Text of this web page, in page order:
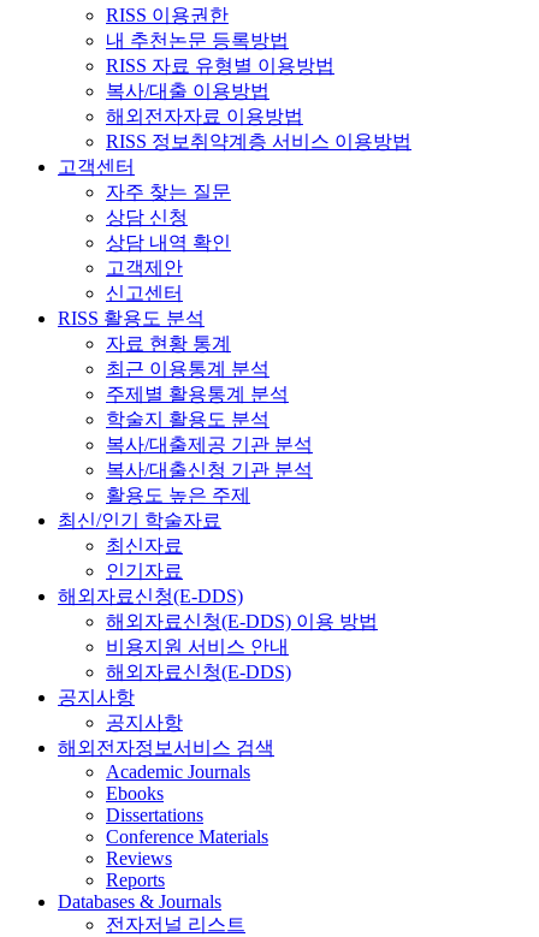
RISS 이용권한
내 추천논문 등록방법
RISS 자료 유형별 이용방법
복사/대출 이용방법
해외전자자료 이용방법
RISS 정보취약계층 서비스 이용방법
고객센터
자주 찾는 질문
상담 신청
상담 내역 확인
고객제안
신고센터
RISS 활용도 분석
자료 현황 통계
최근 이용통계 분석
주제별 활용통계 분석
학술지 활용도 분석
복사/대출제공 기관 분석
복사/대출신청 기관 분석
활용도 높은 주제
최신/인기 학술자료
최신자료
인기자료
해외자료신청(E-DDS)
해외자료신청(E-DDS) 이용 방법
비용지원 서비스 안내
해외자료신청(E-DDS)
공지사항
공지사항
해외전자정보서비스 검색
Academic Journals
Ebooks
Dissertations
Conference Materials
Reviews
Reports
Databases & Journals
전자저널 리스트